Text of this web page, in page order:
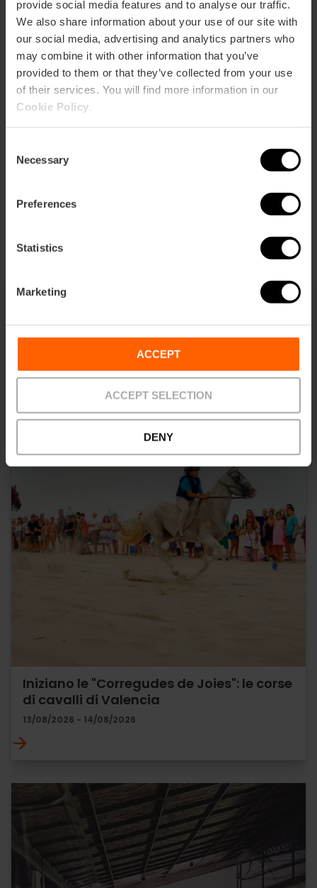
provide social media features and to analyse our traffic.
We also share information about your use of our site with
our social media, advertising and analytics partners who
may combine it with other information that you’ve
provided to them or that they’ve collected from your use
of their services. You will find more information in our
Cookie Policy
Selection
Necessary
Preferences
Statistics
Marketing
ACCEPT
ACCEPT SELECTION
DENY
Guarda la mappa
Indicazioni
Ti potrebbe anche interessare
Iniziano le "Corregudes de Joies": le corse
di cavalli di Valencia
13/08/2026 - 14/08/2026